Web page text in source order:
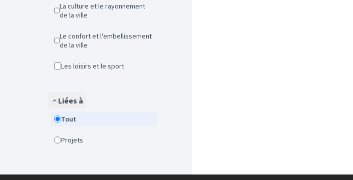
La culture et le rayonnement
de la ville
Le confort et l'embellissement
de la ville
Les loisirs et le sport
Liées à
Tout
Projets